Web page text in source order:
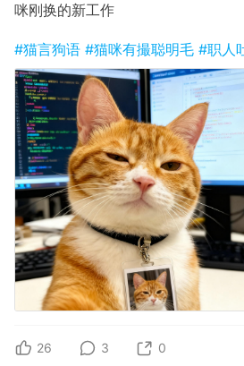
咪刚换的新工作
#猫言狗语 #猫咪有撮聪明毛 #职人
26 3 0